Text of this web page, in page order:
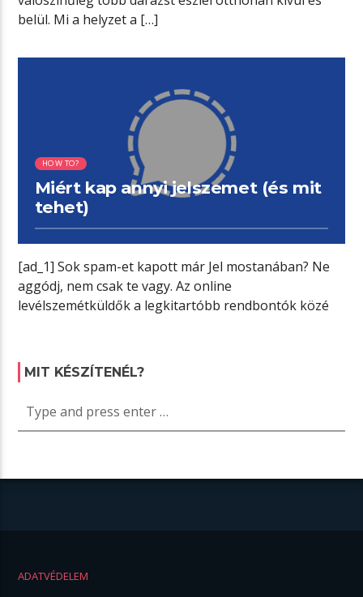
belül. Mi a helyzet a […]
HOW TO?
Miért kap annyi jelszemet (és mit
tehet)
[ad_1] Sok spam-et kapott már Jel mostanában? Ne
aggódj, nem csak te vagy. Az online
levélszemétküldők a legkitartóbb rendbontók közé
MIT KÉSZÍTENÉL?
ADATVÉDELEM